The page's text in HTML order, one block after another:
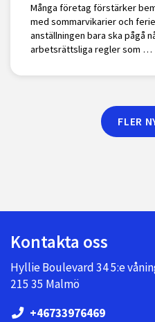
Många företag förstärker
med sommarvikarier och
anställningen bara ska pågå
arbetsrättsliga regler som …
FLER
Kontakta oss
Hyllie Boulevard 34 5:e
215 35 Malmö
+46733976469